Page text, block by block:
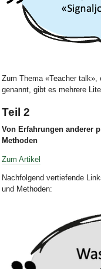
Zum Thema «Teacher
genannt, gibt es mehrere
Teil 2
Von Erfahrungen anderer
Methoden
Zum Artikel
Nachfolgend vertiefende
und Methoden: